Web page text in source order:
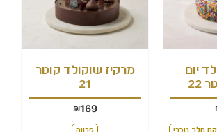
יום מרקיז שוקולד קוטר
21
169
₪